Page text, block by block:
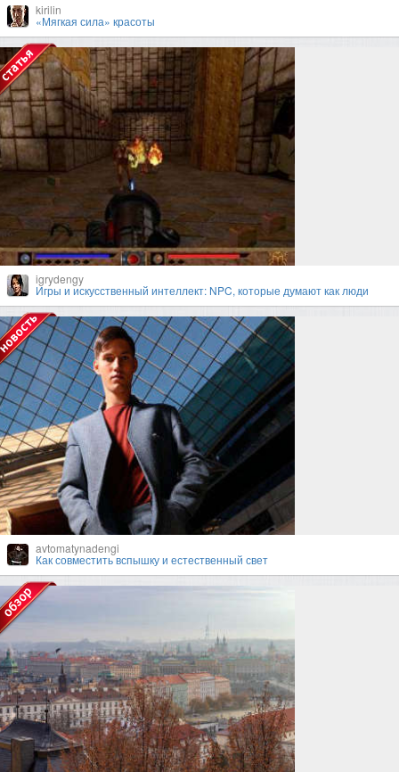
kirilin
«Мягкая сила» красоты
igrydengy
Игры и искусственный интеллект: NPC, которые думают как люди
avtomatynadengi
Как совместить вспышку и естественный свет